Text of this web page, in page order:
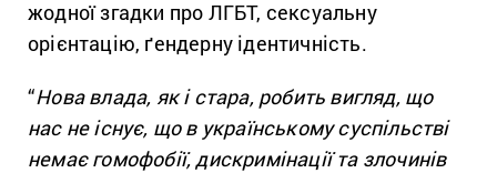
жодної згадки про ЛГБТ, сексуальну
орієнтацію, ґендерну ідентичність.
“Нова влада, як і стара, робить вигляд, що
нас не існує, що в українському суспільстві
немає гомофобії, дискримінації та злочинів